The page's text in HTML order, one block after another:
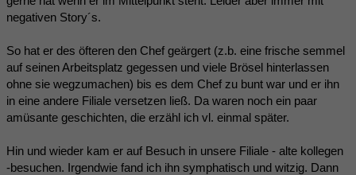
negativen Story´s.
So hat er des öfteren den Chef geärgert (z.b. eine frische semmel
auf seinen Arbeitsplatz gegessen und viele Brösel hinterlassen
ohne sie wegzumachen) bis es dem Chef zu bunt war und er ihn
in eine andere Filiale versetzen ließ. Da waren noch ein paar
amüsante geschichten, die erzähl ich vl. einmal später.
Hin und wieder kam er auf Besuch in unsere Filiale - alte kollegen
-besuchen. Irgendwie fand ich ihn symphatisch und witzig. Dann